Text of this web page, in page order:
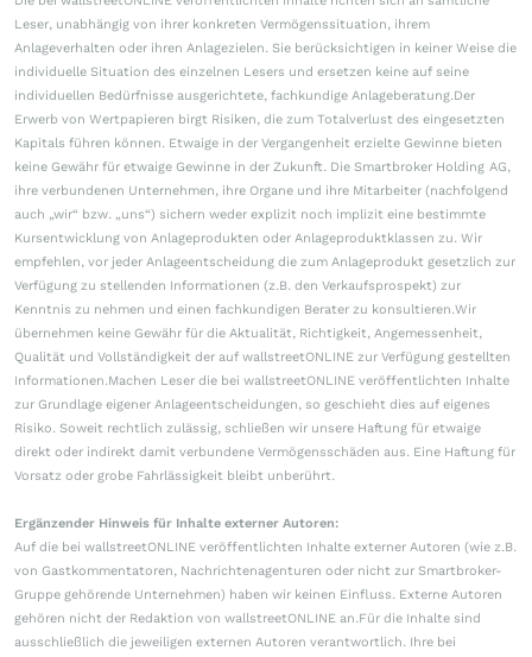
Leser, unabhängig von ihrer konkreten Vermögenssituation, ihrem
Anlageverhalten oder ihren Anlagezielen. Sie berücksichtigen in keiner Weise die
individuelle Situation des einzelnen Lesers und ersetzen keine auf seine
individuellen Bedürfnisse ausgerichtete, fachkundige Anlageberatung.Der
Erwerb von Wertpapieren birgt Risiken, die zum Totalverlust des eingesetzten
Kapitals führen können. Etwaige in der Vergangenheit erzielte Gewinne bieten
keine Gewähr für etwaige Gewinne in der Zukunft. Die Smartbroker Holding AG,
ihre verbundenen Unternehmen, ihre Organe und ihre Mitarbeiter (nachfolgend
auch „wir“ bzw. „uns“) sichern weder explizit noch implizit eine bestimmte
Kursentwicklung von Anlageprodukten oder Anlageproduktklassen zu. Wir
empfehlen, vor jeder Anlageentscheidung die zum Anlageprodukt gesetzlich zur
Verfügung zu stellenden Informationen (z.B. den Verkaufsprospekt) zur
Kenntnis zu nehmen und einen fachkundigen Berater zu konsultieren.Wir
übernehmen keine Gewähr für die Aktualität, Richtigkeit, Angemessenheit,
Qualität und Vollständigkeit der auf wallstreetONLINE zur Verfügung gestellten
Informationen.Machen Leser die bei wallstreetONLINE veröffentlichten Inhalte
zur Grundlage eigener Anlageentscheidungen, so geschieht dies auf eigenes
Risiko. Soweit rechtlich zulässig, schließen wir unsere Haftung für etwaige
direkt oder indirekt damit verbundene Vermögensschäden aus. Eine Haftung für
Vorsatz oder grobe Fahrlässigkeit bleibt unberührt.
Ergänzender Hinweis für Inhalte externer Autoren:
Auf die bei wallstreetONLINE veröffentlichten Inhalte externer Autoren (wie z.B.
von Gastkommentatoren, Nachrichtenagenturen oder nicht zur Smartbroker-
Gruppe gehörende Unternehmen) haben wir keinen Einfluss. Externe Autoren
gehören nicht der Redaktion von wallstreetONLINE an.Für die Inhalte sind
ausschließlich die jeweiligen externen Autoren verantwortlich. Ihre bei